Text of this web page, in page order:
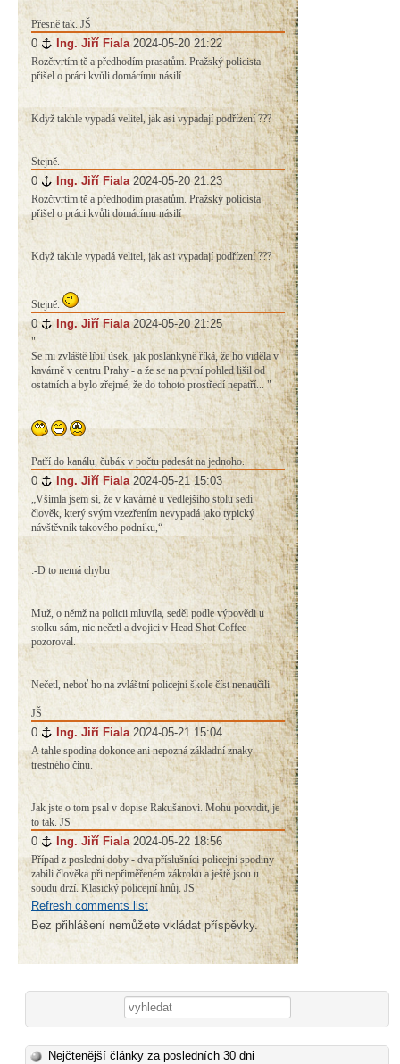
Přesně tak. JŠ
0 # Ing. Jiří Fiala 2024-05-20 21:22
Rozčtvrtím tě a předhodím prasatům. Pražský policista
přišel o práci kvůli domácímu násilí
Když takhle vypadá velitel, jak asi vypadají podřízení ???
Stejně.
0 # Ing. Jiří Fiala 2024-05-20 21:23
Rozčtvrtím tě a předhodím prasatům. Pražský policista
přišel o práci kvůli domácímu násilí
Když takhle vypadá velitel, jak asi vypadají podřízení ???
Stejně.
0 # Ing. Jiří Fiala 2024-05-20 21:25
"
Se mi zvláště líbil úsek, jak poslankyně říká, že ho viděla v
kavárně v centru Prahy - a že se na první pohled lišil od
ostatních a bylo zřejmé, že do tohoto prostředí nepatří... "
Patří do kanálu, čubák v počtu padesát na jednoho.
0 # Ing. Jiří Fiala 2024-05-21 15:03
„Všimla jsem si, že v kavárně u vedlejšího stolu sedí
člověk, který svým vzezřením nevypadá jako typický
návštěvník takového podniku,“
:-D to nemá chybu
Muž, o němž na policii mluvila, seděl podle výpovědi u
stolku sám, nic nečetl a dvojici v Head Shot Coffee
pozoroval.
Nečetl, neboť ho na zvláštní policejní škole číst nenaučili.
JŠ
0 # Ing. Jiří Fiala 2024-05-21 15:04
A tahle spodina dokonce ani nepozná základní znaky
trestného činu.
Jak jste o tom psal v dopise Rakušanovi. Mohu potvrdit, je
to tak. JS
0 # Ing. Jiří Fiala 2024-05-22 18:56
Případ z poslední doby - dva příslušníci policejní spodiny
zabili člověka při nepřiměřeném zákroku a ještě jsou u
soudu drzí. Klasický policejní hnůj. JS
Refresh comments list
Bez přihlášení nemůžete vkládat příspěvky.
Vyhledávání
Nejčtenější články za posledních 30 dni